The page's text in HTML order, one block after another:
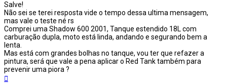
Salve!
Não sei se terei resposta vide o tempo dessa ultima mensagem,
mas vale o teste né rs
Comprei uma Shadow 600 2001, Tanque estendido 18L com
carburação dupla, moto está linda, andando e segurando bem a
lenta.
Mas está com grandes bolhas no tanque, vou ter que refazer a
pintura, será que vale a pena aplicar o Red Tank também para
prevenir uma piora ?